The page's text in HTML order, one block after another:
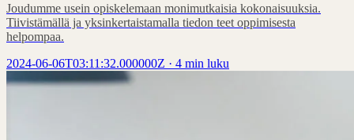
Joudumme usein opiskelemaan monimutkaisia kokonaisuuksia.
Tiivistämällä ja yksinkertaistamalla tiedon teet oppimisesta
helpompaa.
2024-06-06T03:11:32.000000Z · 4 min luku